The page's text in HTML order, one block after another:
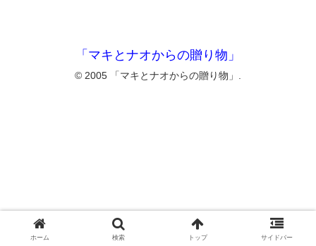
「マキとナオからの贈り物」
© 2005 「マキとナオからの贈り物」.
ホーム 検索 トップ サイドバー